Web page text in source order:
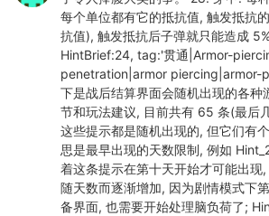
每个单位都有它的抵抗值, 触发抵抗
抗值), 触发抵抗后子弹就只能造成
HintBrief:24, tag:'贯通|Armor-
penetration|armor piercing|armor-
下是战后结算界面会随机出现的各种
节和玩法建议, 目前共有 65 条(最后
这些提示都是随机出现的, 但它们有
思是最早出现的天数限制, 例如
着这条提示在第十天开始才可能出现
随天数而逐渐增加, 因为剧情模式下
备界面, 也需要开始处理脑负荷了;